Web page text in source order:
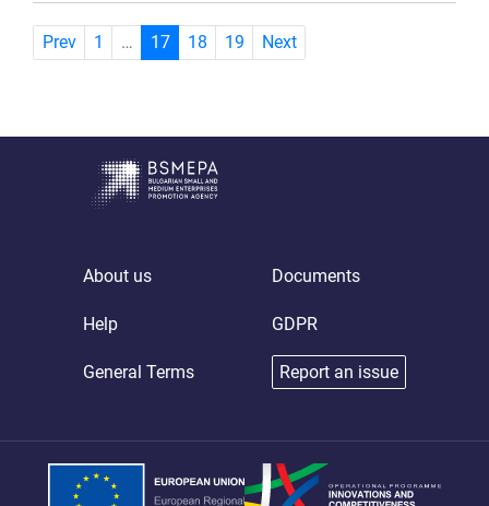
Prev 1 … 17(current)
18 19 Next
About us
Help
General Terms
Documents
GDPR
Report an issue